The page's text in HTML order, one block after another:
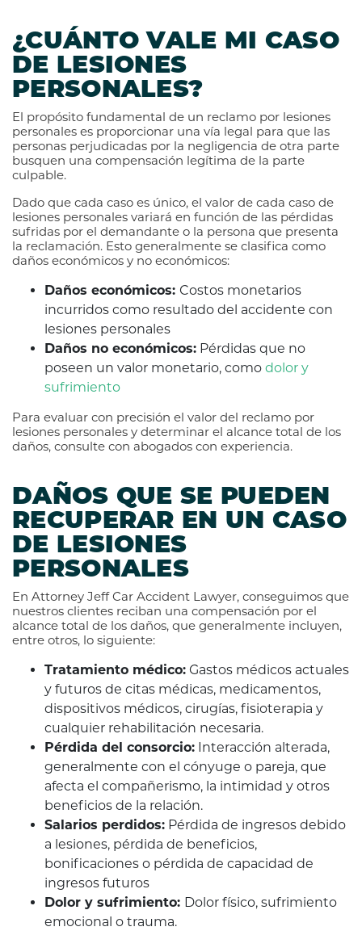
¿CUÁNTO VALE MI CASO
DE LESIONES
PERSONALES?
El propósito fundamental de un reclamo por lesiones
personales es proporcionar una vía legal para que las
personas perjudicadas por la negligencia de otra parte
busquen una compensación legítima de la parte
culpable.
Dado que cada caso es único, el valor de cada caso de
lesiones personales variará en función de las pérdidas
sufridas por el demandante o la persona que presenta
la reclamación. Esto generalmente se clasifica como
daños económicos y no económicos:
Daños económicos: Costos monetarios
incurridos como resultado del accidente con
lesiones personales
Daños no económicos: Pérdidas que no
poseen un valor monetario, como dolor y
sufrimiento
Para evaluar con precisión el valor del reclamo por
lesiones personales y determinar el alcance total de los
daños, consulte con abogados con experiencia.
DAÑOS QUE SE PUEDEN
RECUPERAR EN UN CASO
DE LESIONES
PERSONALES
En Attorney Jeff Car Accident Lawyer, conseguimos que
nuestros clientes reciban una compensación por el
alcance total de los daños, que generalmente incluyen,
entre otros, lo siguiente:
Tratamiento médico: Gastos médicos actuales
y futuros de citas médicas, medicamentos,
dispositivos médicos, cirugías, fisioterapia y
cualquier rehabilitación necesaria.
Pérdida del consorcio: Interacción alterada,
generalmente con el cónyuge o pareja, que
afecta el compañerismo, la intimidad y otros
beneficios de la relación.
Salarios perdidos: Pérdida de ingresos debido
a lesiones, pérdida de beneficios,
bonificaciones o pérdida de capacidad de
ingresos futuros
Dolor y sufrimiento: Dolor físico, sufrimiento
emocional o trauma.